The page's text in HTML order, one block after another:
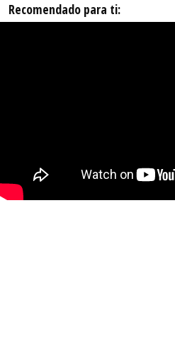
Recomendado para ti: